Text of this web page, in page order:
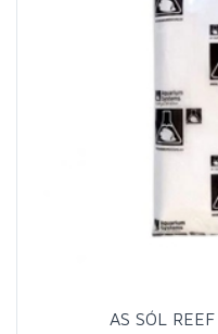
AS SÓL